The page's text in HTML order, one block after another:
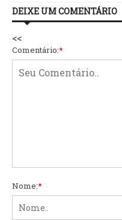
DEIXE UM COMENTÁRIO
<<
Comentário:*
Nome:*